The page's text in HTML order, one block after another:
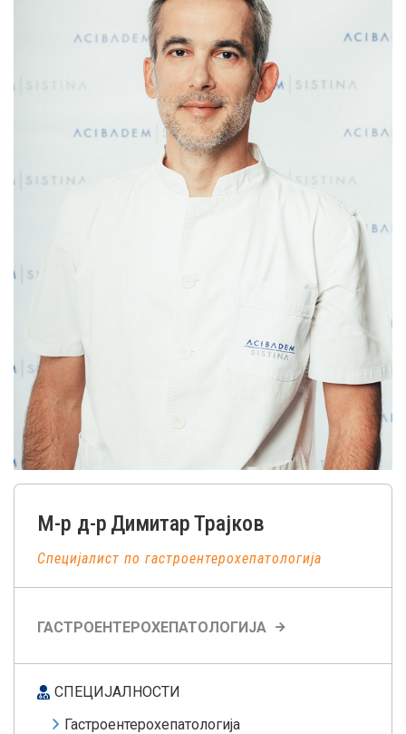
М-р д-р ДимитарТрајков
Специјалист по гастроентерохепатологија
ГАСТРОЕНТЕРОХЕПАТОЛОГИЈА
СПЕЦИЈАЛНОСТИ
Гастроентерохепатологија